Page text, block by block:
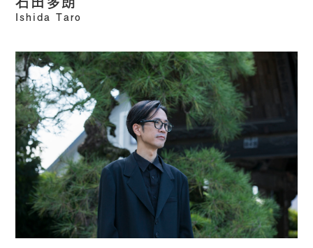
Ishida Taro